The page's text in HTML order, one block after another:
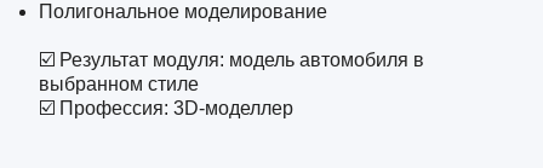
Полигональное моделирование
☑️ Результат модуля: модель автомобиля в
выбранном стиле
☑️ Профессия: 3D-моделлер